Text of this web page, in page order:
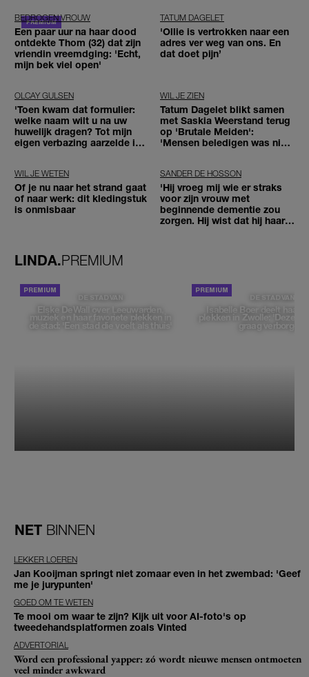
BEDROGEN VROUW
Een paar uur na haar dood
ontdekte Thom (32) dat zijn
vriendin vreemdging: 'Echt,
mijn bek viel open'
TATUM DAGELET
'Ollie is vertrokken naar een
adres ver weg van ons. En
dat doet pijn’
OLCAY GULSEN
'Toen kwam dat formulier:
welke naam wilt u na uw
huwelijk dragen? Tot mijn
eigen verbazing aarzelde ik
WIL JE ZIEN
Tatum Dagelet blikt samen
met Saskia Weerstand terug
op 'Brutale Meiden':
'Mensen beledigen was niet
WIL JE WETEN
Of je nu naar het strand gaat
of naar werk: dit kledingstuk
is onmisbaar
SANDER DE HOSSON
'Hij vroeg mij wie er straks
voor zijn vrouw met
beginnende dementie zou
zorgen. Hij wist dat hij haar
LINDA.PREMIUM
DE STAD VAN
Elske DeWall over Leeuwarden,
muziek en haar favoriete plekken in
de stad: 'Een stad die voelt als thuis'
DE STAD VAN
Isabelle Boer deelt haar
plekken in Zwolle: 'Deze
graag verborgen'
NET BINNEN
LEKKER LOEREN
Jan Kooijman springt niet zomaar even in het zwembad: 'Geef
me je jurypunten'
GOED OM TE WETEN
Te mooi om waar te zijn? Kijk uit voor AI-foto's op
tweedehandsplatformen zoals Vinted
ADVERTORIAL
Word een professional yapper: zó wordt nieuwe mensen ontmoeten
veel minder awkward